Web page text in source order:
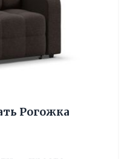
Рогожка